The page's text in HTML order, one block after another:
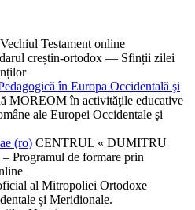
Testament online
creștin-ortodox — Sfinții zilei
în Europa Occidentală şi
MOREOM în activităţile educative
ale Europei Occidentale şi
(ro) CENTRUL « DUMITRU
Programul de formare prin
al Mitropoliei Ortodoxe
și Meridionale.